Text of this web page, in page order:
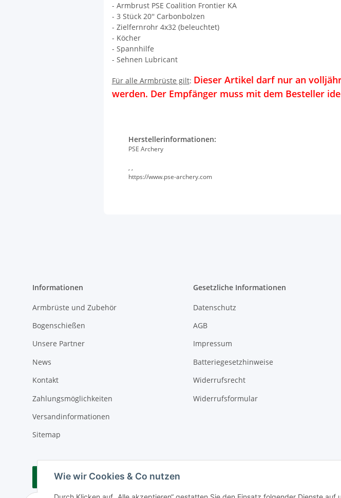
Wie wir Cookies & Co nutzen
- Armbrust PSE Coalition Frontier KA
- 3 Stück 20'' Carbonbolzen
- Zielfernrohr 4x32 (beleuchtet)
- Köcher
- Spannhilfe
- Sehnen Lubricant
Für alle Armbrüste gilt: Dieser Artikel darf nur an
werden. Der Empfänger muss mit dem Besteller
Herstellerinformationen:
PSE Archery
, ,
https://www.pse-archery.com
Informationen
Armbrüste und Zubehör
Bogenschießen
Unsere Partner
News
Kontakt
Zahlungsmöglichkeiten
Versandinformationen
Sitemap
Gesetzliche Informationen
Datenschutz
AGB
Impressum
Batteriegesetzhinweise
Widerrufsrecht
Widerrufsformular
Vertrag widerrufen